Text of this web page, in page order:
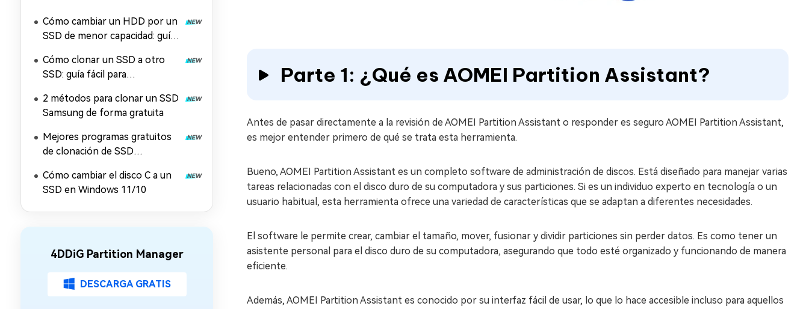
Cómo cambiar un HDD por un
SSD de menor capacidad: guía
Cómo clonar un SSD a otro
SSD: guía fácil para
2 métodos para clonar un SSD
Samsung de forma gratuita
Mejores programas gratuitos
de clonación de SSD
otras marcas
Cómo cambiar el disco C a un
SSD en Windows 11/10
4DDiG Partition Manager
DESCARGA GRATIS
Parte 1: ¿Qué es AOMEI Partition Assistant?
Antes de pasar directamente a la revisión de AOMEI Partition Assistant o responder es seguro AOMEI Partition Assistant,
es mejor entender primero de qué se trata esta herramienta.
Bueno, AOMEI Partition Assistant es un completo software de administración de discos. Está diseñado para manejar varias
tareas relacionadas con el disco duro de su computadora y sus particiones. Si es un individuo experto en tecnología o un
usuario habitual, esta herramienta ofrece una variedad de características que se adaptan a diferentes necesidades.
El software le permite crear, cambiar el tamaño, mover, fusionar y dividir particiones sin perder datos. Es como tener un
asistente personal para el disco duro de su computadora, asegurando que todo esté organizado y funcionando de manera
eficiente.
Además, AOMEI Partition Assistant es conocido por su interfaz fácil de usar, lo que lo hace accesible incluso para aquellos